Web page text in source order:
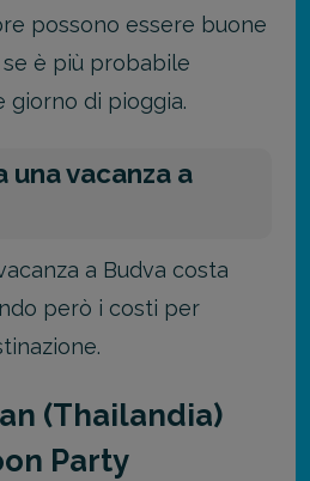
possono essere buone
è più probabile
giorno di pioggia.
una vacanza a
a Budva costa
però i costi per
(Thailandia)
Party